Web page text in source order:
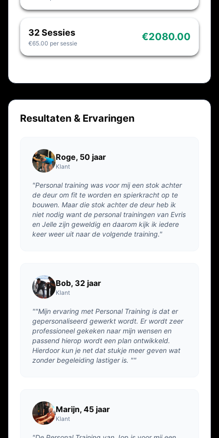
al binnen enkele weken verschil in kracht,
energie en lichaamssamenstelling.
Zo haal je alles uit je training en uit jezelf
32 Sessies
€65.00 per sessie
€2080.00
Resultaten & Ervaringen
Roge, 50 jaar
Klant
"Personal training was voor mij een stok achter
de deur om fit te worden en spierkracht op te
bouwen. Maar die stok achter de deur heb ik
niet nodig want de personal trainingen van Evris
en Jelle zijn geweldig en daarom kijk ik iedere
keer weer uit naar de volgende training."
Bob, 32 jaar
Klant
""Mijn ervaring met Personal Training is dat er
gepersonaliseerd gewerkt wordt. Er wordt zeer
professioneel gekeken naar mijn wensen en
passend hierop wordt een plan ontwikkeld.
Hierdoor kun je net dat stukje meer geven wat
zonder begeleiding lastiger is. ""
Marijn, 45 jaar
Klant